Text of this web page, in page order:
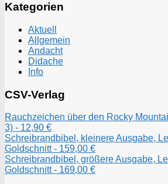
Kategorien
Aktuell
Allgemein
Andacht
Didache
Info
CSV-Verlag
Rauchzeichen über den Rocky
3) - 12,90 €
Schreibrandbibel, kleinere Ausgabe,
Goldschnitt - 159,00 €
Schreibrandbibel, größere Ausgabe,
Goldschnitt - 169,00 €